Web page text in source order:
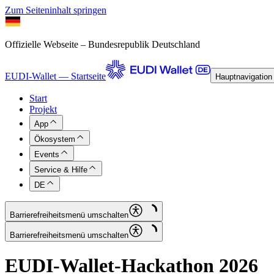
Zum Seiteninhalt springen
Offizielle Webseite – Bundesrepublik Deutschland
EUDI-Wallet — Startseite
Start
Projekt
App
Ökosystem
Events
Service & Hilfe
DE
Barrierefreiheitsmenü umschalten
Barrierefreiheitsmenü umschalten
EUDI-Wallet-Hackathon 2026